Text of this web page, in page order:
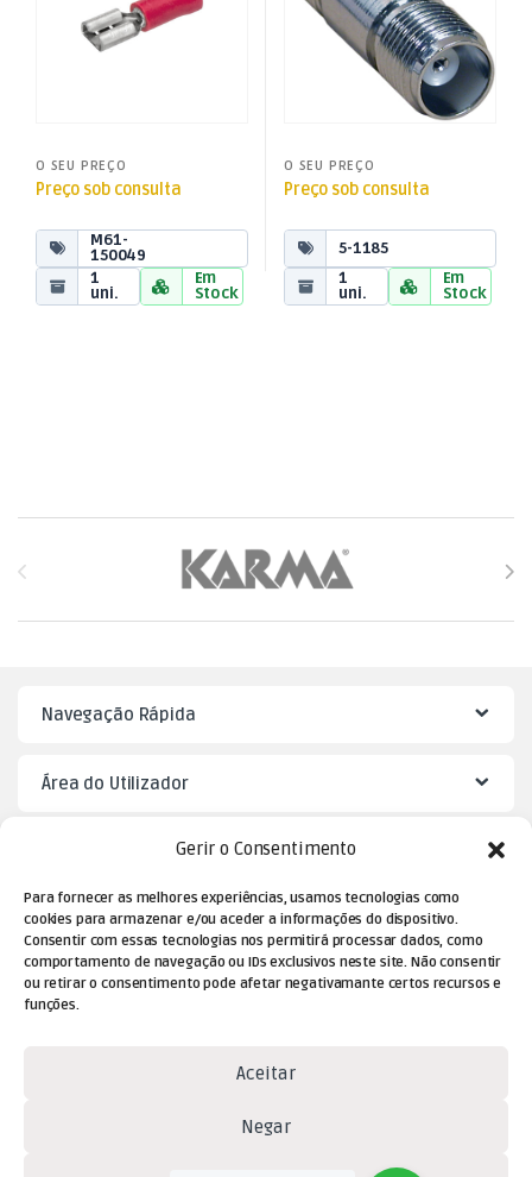
Gerir o Consentimento
Para fornecer as melhores experiências, usamos tecnologias como
cookies para armazenar e/ou aceder a informações do dispositivo.
Consentir com essas tecnologias nos permitirá processar dados, como
comportamento de navegação ou IDs exclusivos neste site. Não consentir
ou retirar o consentimento pode afetar negativamante certos recursos e
funções.
Aceitar
Negar
O SEU PREÇO
Preço sob consulta
M61-
150049
1
uni.
Em
Stock
O SEU PREÇO
Preço sob consulta
5-1185
1
uni.
Em
Stock
Brands Carousel
Navegação Rápida
Área do Utilizador
Dúvidas? Contacte-nos!